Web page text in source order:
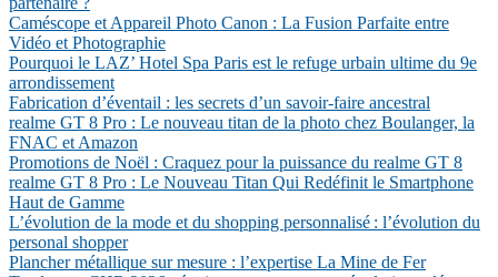
Caméscope et Appareil Photo Canon : La Fusion Parfaite entre
Vidéo et Photographie
Pourquoi le LAZ’ Hotel Spa Paris est le refuge urbain ultime du 9e
arrondissement
Fabrication d’éventail : les secrets d’un savoir-faire ancestral
realme GT 8 Pro : Le nouveau titan de la photo chez Boulanger, la
FNAC et Amazon
Promotions de Noël : Craquez pour la puissance du realme GT 8
realme GT 8 Pro : Le Nouveau Titan Qui Redéfinit le Smartphone
Haut de Gamme
L’évolution de la mode et du shopping personnalisé : l’évolution du
personal shopper
Plancher métallique sur mesure : l’expertise La Mine de Fer